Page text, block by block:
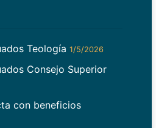
Teología 1/5/2026
Consejo Superior
con beneficios